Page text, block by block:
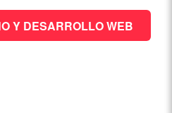
Y DESARROLLO WEB